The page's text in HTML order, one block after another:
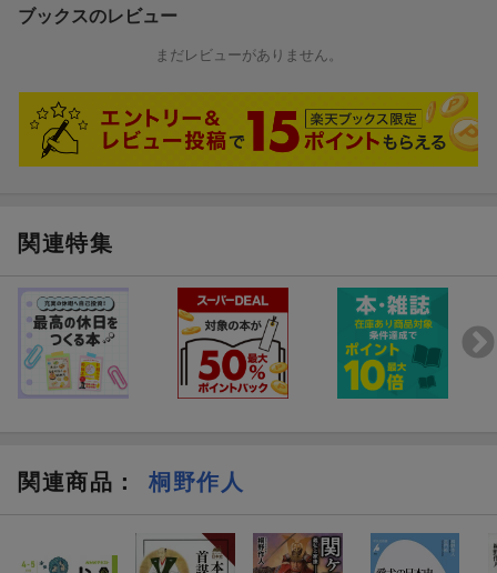
ブックスのレビュー
まだレビューがありません。
関連特集
関連商品 ： 桐野作人